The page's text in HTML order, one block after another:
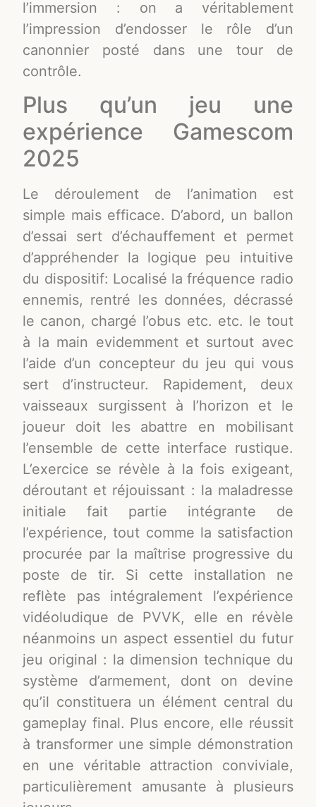
l’immersion : on a véritablement
l’impression d’endosser le rôle d’un
canonnier posté dans une tour de
contrôle.
Plus qu’un jeu une
expérience Gamescom
2025
Le déroulement de l’animation est
simple mais efficace. D’abord, un ballon
d’essai sert d’échauffement et permet
d’appréhender la logique peu intuitive
du dispositif: Localisé la fréquence radio
ennemis, rentré les données, décrassé
le canon, chargé l’obus etc. etc. le tout
à la main evidemment et surtout avec
l’aide d’un concepteur du jeu qui vous
sert d’instructeur. Rapidement, deux
vaisseaux surgissent à l’horizon et le
joueur doit les abattre en mobilisant
l’ensemble de cette interface rustique.
L’exercice se révèle à la fois exigeant,
déroutant et réjouissant : la maladresse
initiale fait partie intégrante de
l’expérience, tout comme la satisfaction
procurée par la maîtrise progressive du
poste de tir. Si cette installation ne
reflète pas intégralement l’expérience
vidéoludique de PVVK, elle en révèle
néanmoins un aspect essentiel du futur
jeu original : la dimension technique du
système d’armement, dont on devine
qu’il constituera un élément central du
gameplay final. Plus encore, elle réussit
à transformer une simple démonstration
en une véritable attraction conviviale,
particulièrement amusante à plusieurs